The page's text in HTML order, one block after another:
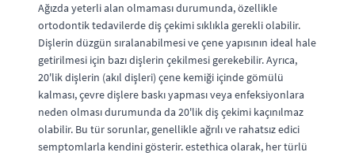
Ağızda yeterli alan olmaması durumunda, özellikle
ortodontik tedavilerde diş çekimi sıklıkla gerekli olabilir.
Dişlerin düzgün sıralanabilmesi ve çene yapısının ideal hale
getirilmesi için bazı dişlerin çekilmesi gerekebilir. Ayrıca,
20'lik dişlerin (akıl dişleri) çene kemiği içinde gömülü
kalması, çevre dişlere baskı yapması veya enfeksiyonlara
neden olması durumunda da 20'lik diş çekimi kaçınılmaz
olabilir. Bu tür sorunlar, genellikle ağrılı ve rahatsız edici
semptomlarla kendini gösterir. estethica olarak, her türlü